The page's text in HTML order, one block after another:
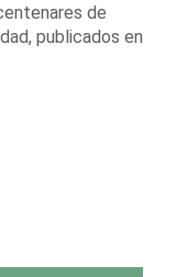
de
publicados en